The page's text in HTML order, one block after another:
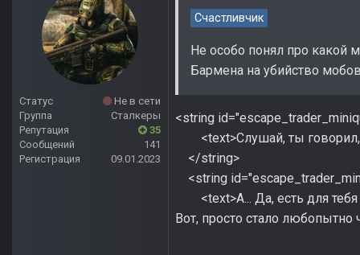
Статус
Не в сети
Группа
Сталкеры
Репутация
35
Сообщений
141
Регистрация
09.01.2023
Счастливчик
Не особо понял про какой
Бармена на убийство
<string
<text>Слушай, ты говорил,
</string>
<string
<text>А... Да, есть для тебя
Вот, просто стало любопытно